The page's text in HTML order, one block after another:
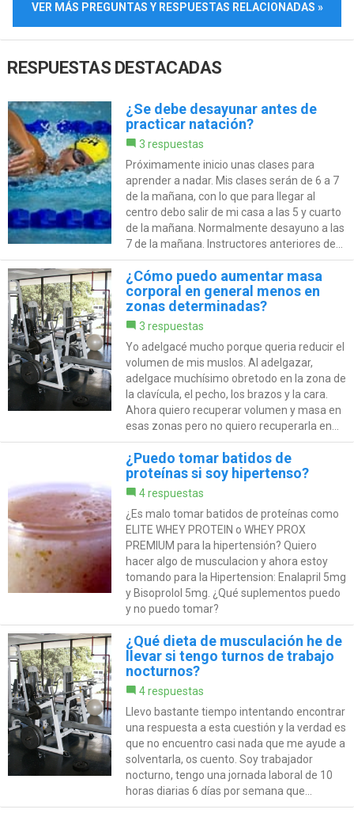
VER MÁS PREGUNTAS Y RESPUESTAS RELACIONADAS »
RESPUESTAS DESTACADAS
¿Se debe desayunar antes de
practicar natación?
3 respuestas
Próximamente inicio unas clases para
aprender a nadar. Mis clases serán de 6 a 7
de la mañana, con lo que para llegar al
centro debo salir de mi casa a las 5 y cuarto
de la mañana. Normalmente desayuno a las
7 de la mañana. Instructores anteriores de...
¿Cómo puedo aumentar masa
corporal en general menos en
zonas determinadas?
3 respuestas
Yo adelgacé mucho porque queria reducir el
volumen de mis muslos. Al adelgazar,
adelgace muchísimo obretodo en la zona de
la clavícula, el pecho, los brazos y la cara.
Ahora quiero recuperar volumen y masa en
esas zonas pero no quiero recuperarla en...
¿Puedo tomar batidos de
proteínas si soy hipertenso?
4 respuestas
¿Es malo tomar batidos de proteínas como
ELITE WHEY PROTEIN o WHEY PROX
PREMIUM para la hipertensión? Quiero
hacer algo de musculacion y ahora estoy
tomando para la Hipertension: Enalapril 5mg
y Bisoprolol 5mg. ¿Qué suplementos puedo
y no puedo tomar?
¿Qué dieta de musculación he de
llevar si tengo turnos de trabajo
nocturnos?
4 respuestas
Llevo bastante tiempo intentando encontrar
una respuesta a esta cuestión y la verdad es
que no encuentro casi nada que me ayude a
solventarla, os cuento. Soy trabajador
nocturno, tengo una jornada laboral de 10
horas diarias 6 días por semana que...